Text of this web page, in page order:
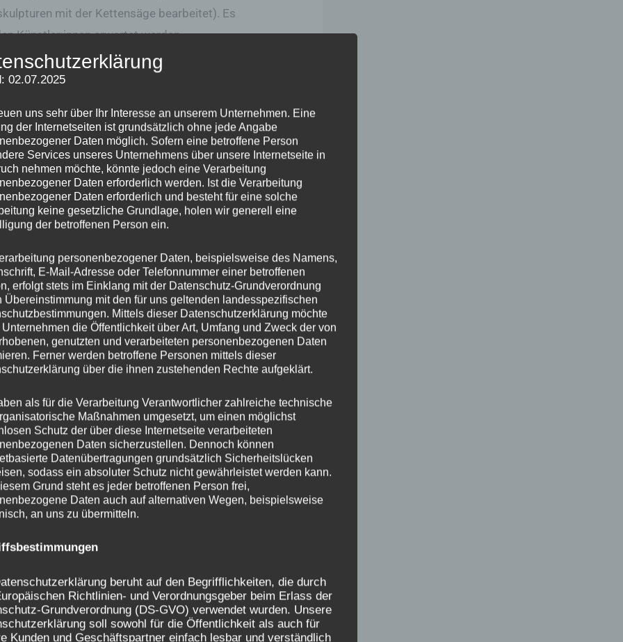
mit der Kettensäge bearbeitet). Es
Künstler:innen erwartet werden.
Breuer: „Die Gesellschaft für Bildende
Schatz: äußerst erfahrene
immer wieder überraschen. Ich freue
des Salons stehen.“
Kunstsalon, Sonntag, 14.11.21, 15 Uhr,
in der Kunsthalle
Ausstellung „Fenster zur
Eifel“ des Kunstkreises Beda
25/06/2025
In "Archiv"
Nächster Beitrag→
02.07.2025
uns sehr über Ihr Interesse an unserem Unternehmen. Eine
der Internetseiten ist grundsätzlich ohne jede Angabe
Daten möglich. Sofern eine betroffene Person
Services unseres Unternehmens über unsere Internetseite in
nehmen möchte, könnte jedoch eine Verarbeitung
Daten erforderlich werden. Ist die Verarbeitung
Daten erforderlich und besteht für eine solche
keine gesetzliche Grundlage, holen wir generell eine
der betroffenen Person ein.
personenbezogener Daten, beispielsweise des Namens,
E-Mail-Adresse oder Telefonnummer einer betroffenen
erfolgt stets im Einklang mit der Datenschutz-Grundverordnung
Übereinstimmung mit den für uns geltenden landesspezifischen
Mittels dieser Datenschutzerklärung möchte
Unternehmen die Öffentlichkeit über Art, Umfang und Zweck der von
genutzten und verarbeiteten personenbezogenen Daten
Ferner werden betroffene Personen mittels dieser
über die ihnen zustehenden Rechte aufgeklärt.
als für die Verarbeitung Verantwortlicher zahlreiche technische
Maßnahmen umgesetzt, um einen möglichst
Schutz der über diese Internetseite verarbeiteten
Daten sicherzustellen. Dennoch können
Datenübertragungen grundsätzlich Sicherheitslücken
sodass ein absoluter Schutz nicht gewährleistet werden kann.
Grund steht es jeder betroffenen Person frei,
Daten auch auf alternativen Wegen, beispielsweise
an uns zu übermitteln.
beruht auf den Begrifflichkeiten, die durch
Richtlinien- und Verordnungsgeber beim Erlass der
Grundverordnung (DS-GVO) verwendet wurden. Unsere
soll sowohl für die Öffentlichkeit als auch für
Kunden und Geschäftspartner einfach lesbar und verständlich